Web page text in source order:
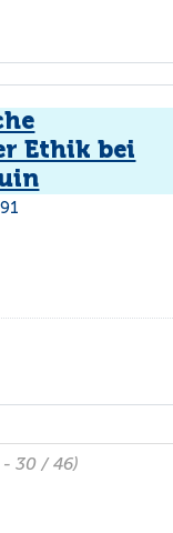
Ethik bei
- 30 / 46)